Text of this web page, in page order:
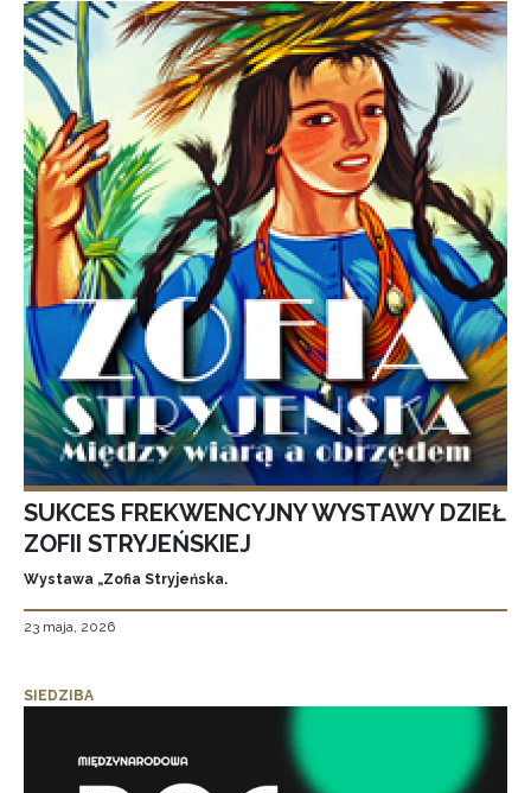
SUKCES FREKWENCYJNY WYSTAWY DZIEŁ
ZOFII STRYJEŃSKIEJ
Wystawa „Zofia Stryjeńska.
23 maja, 2026
SIEDZIBA